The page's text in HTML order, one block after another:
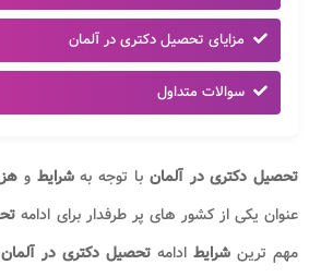
مزایای تحصیل دکتری در آلمان
سوالات متداول
تحصیل دکتری در آلمان با توجه بهشرایطو
عنوان یکی از کشور های پر طرفدار برای ادامه
مهم ترین شرایط ادامه تحصیل دکتری در آلمان